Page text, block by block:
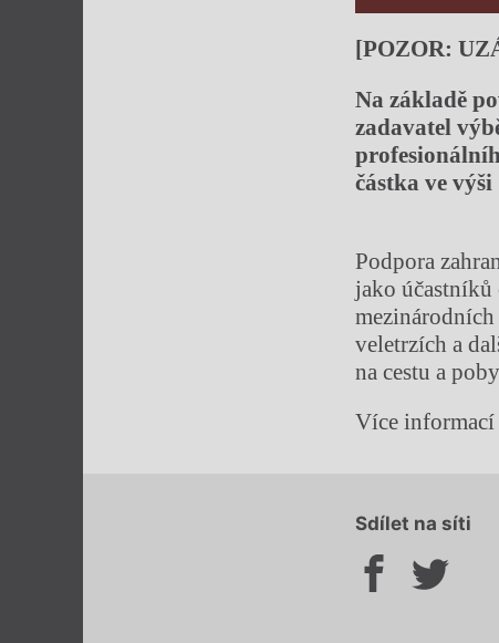
[POZOR:
Na základě
zadavatel
částka ve
Podpora
jako účastníků
veletrzích a
na cestu a
Více informací
Sdílet na síti